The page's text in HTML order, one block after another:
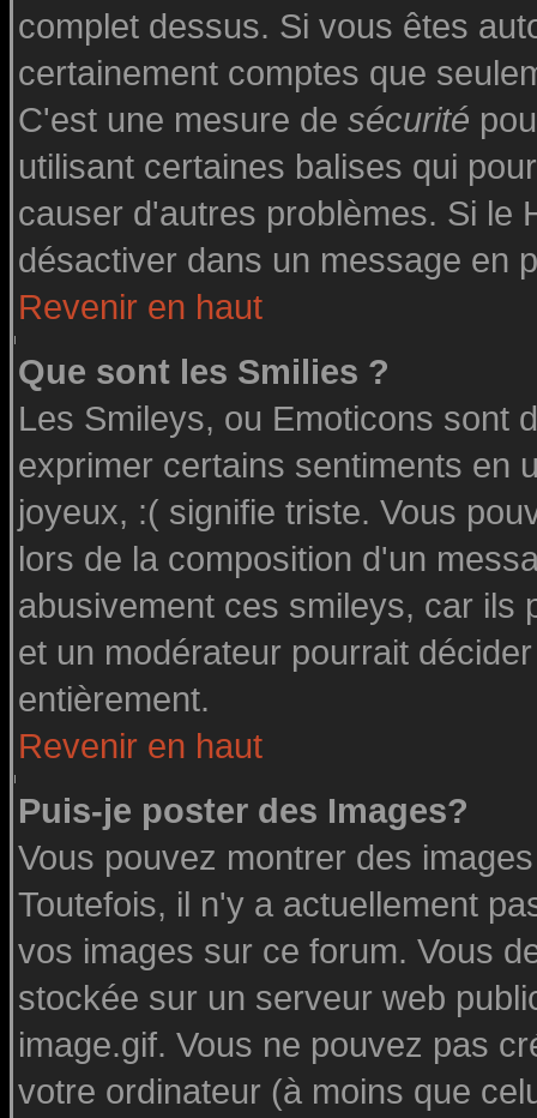
complet dessus. Si vous êtes
certainement comptes que
C'est une mesure de sécurité
utilisant certaines balises qui
causer d'autres problèmes. Si le
désactiver dans un message en
Revenir en haut
Que sont les Smilies ?
Les Smileys, ou Emoticons sont
exprimer certains sentiments en
joyeux, :( signifie triste. Vous
lors de la composition d'un
abusivement ces smileys, car ils
et un modérateur pourrait
entièrement.
Revenir en haut
Puis-je poster des Images?
Vous pouvez montrer des
Toutefois, il n'y a actuellement
vos images sur ce forum. Vous
stockée sur un serveur web
image.gif. Vous ne pouvez pas
votre ordinateur (à moins que